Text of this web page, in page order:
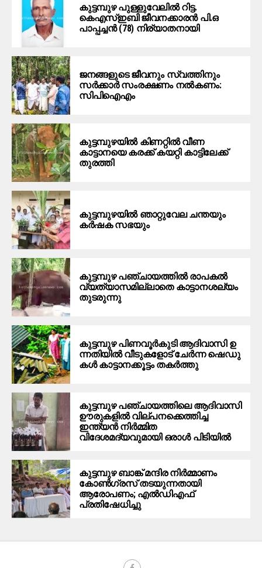
കുട്ടമ്പുഴ പുള്ളുവേലില്‍ റിട്ട.
കെഎസ്ഇബി ജീവനക്കാരന്‍ പി.ഒ
പാപ്പച്ചന്‍ (78) നിര്യാതനായി
ജനങ്ങളുടെ ജീവനും സ്വത്തിനും
സര്‍ക്കാര്‍ സംരക്ഷണം നല്‍കണം:
സിപിഐഎം
കുട്ടമ്പുഴയില്‍ കിണറ്റില്‍ വീണ
കാട്ടാനയെ കരക്ക് കയറ്റി കാട്ടിലേക്ക്
തുരത്തി
കുട്ടമ്പുഴയില്‍ ഞാറ്റുവേല ചന്തയും
കര്‍ഷക സഭയും
കുട്ടമ്പുഴ പഞ്ചായത്തില്‍ രാപകല്‍
വ്യത്യാസമില്ലാതെ കാട്ടാനശല്യം
തുടരുന്നു
കു​ട്ട​മ്പു​ഴ പി​ണ​വൂ​ര്‍​കു​ടി ആ​ദി​വാ​സി ഉ​
ന്ന​തി​യി​ല്‍ വീ​ടു​ക​ളോ​ട് ചേ​ര്‍​ന്ന ഷെ​ഡു​
ക​ള്‍ കാ​ട്ടാ​ന​ക്കൂ​ട്ടം ത​ക​ര്‍​ത്തു
കുട്ടമ്പുഴ പഞ്ചായത്തിലെ ആദിവാസി
ഊരുകളിൽ വില്പനക്കെത്തിച്ച
ഇന്ത്യൻ നിർമ്മിത
വിദേശമദ്യവുമായി ഒരാൾ പിടിയിൽ
കുട്ടമ്പുഴ ബാങ്ക് മന്ദിര നിർമ്മാണം
കോണ്‍ഗ്രസ് തടയുന്നതായി
ആരോപണം; എൽഡിഎഫ്
പ്രതിഷേധിച്ചു